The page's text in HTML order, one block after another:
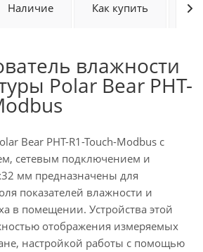
Наличие Как купить
влажности
Polar Bear PHT-
Bear PHT-R1-Touch-Modbus с
сетевым подключением и
мм предназначены для
показателей влажности и
в помещении. Устройства этой
отображения измеряемых
настройкой работы с помощью